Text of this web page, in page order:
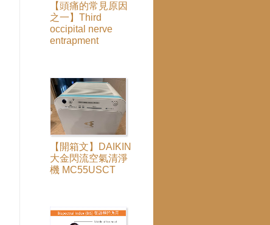
【頭痛的常見原因
之一】Third
occipital nerve
entrapment
【開箱文】DAIKIN
大金閃流空氣清淨
機 MC55USCT